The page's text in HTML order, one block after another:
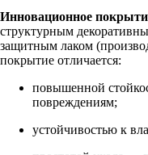
Инновационное
структурным
защитным лаком
покрытие отличается:
повышенной
повреждениям;
устойчивостью к